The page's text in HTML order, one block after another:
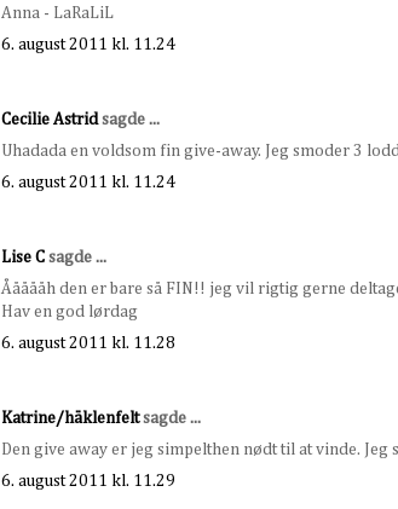
Anna - LaRaLiL
6. august 2011 kl. 11.24
Cecilie Astridsagde ...
Uhadada en voldsom fin give-away. Jeg smoder 3
6. august 2011 kl. 11.24
Lise C sagde ...
Åååååh den er bare så FIN!! jeg vil rigtig gerne
Hav en god lørdag
6. august 2011 kl. 11.28
Katrine/häklenfeltsagde ...
Den give away er jeg simpelthen nødt til at vinde. Jeg
6. august 2011 kl. 11.29